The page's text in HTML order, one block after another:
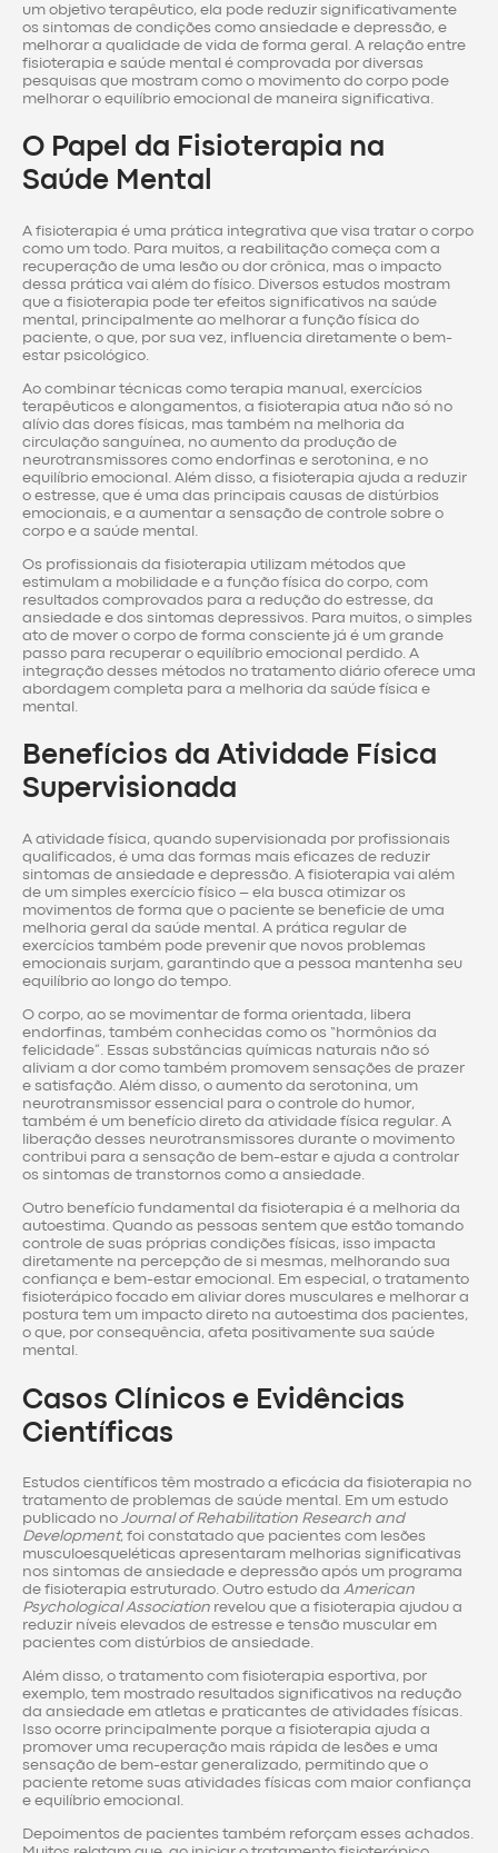
um objetivo terapêutico, ela pode reduzir significativamente
os sintomas de condições como ansiedade e depressão, e
melhorar a qualidade de vida de forma geral. A relação entre
fisioterapia e saúde mental é comprovada por diversas
pesquisas que mostram como o movimento do corpo pode
melhorar o equilíbrio emocional de maneira significativa.
O Papel da Fisioterapia na
Saúde Mental
A fisioterapia é uma prática integrativa que visa tratar o corpo
como um todo. Para muitos, a reabilitação começa com a
recuperação de uma lesão ou dor crônica, mas o impacto
dessa prática vai além do físico. Diversos estudos mostram
que a fisioterapia pode ter efeitos significativos na saúde
mental, principalmente ao melhorar a função física do
paciente, o que, por sua vez, influencia diretamente o bem-
estar psicológico.
Ao combinar técnicas como terapia manual, exercícios
terapêuticos e alongamentos, a fisioterapia atua não só no
alívio das dores físicas, mas também na melhoria da
circulação sanguínea, no aumento da produção de
neurotransmissores como endorfinas e serotonina, e no
equilíbrio emocional. Além disso, a fisioterapia ajuda a reduzir
o estresse, que é uma das principais causas de distúrbios
emocionais, e a aumentar a sensação de controle sobre o
corpo e a saúde mental.
Os profissionais da fisioterapia utilizam métodos que
estimulam a mobilidade e a função física do corpo, com
resultados comprovados para a redução do estresse, da
ansiedade e dos sintomas depressivos. Para muitos, o simples
ato de mover o corpo de forma consciente já é um grande
passo para recuperar o equilíbrio emocional perdido. A
integração desses métodos no tratamento diário oferece uma
abordagem completa para a melhoria da saúde física e
mental.
Benefícios da Atividade Física
Supervisionada
A atividade física, quando supervisionada por profissionais
qualificados, é uma das formas mais eficazes de reduzir
sintomas de ansiedade e depressão. A fisioterapia vai além
de um simples exercício físico – ela busca otimizar os
movimentos de forma que o paciente se beneficie de uma
melhoria geral da saúde mental. A prática regular de
exercícios também pode prevenir que novos problemas
emocionais surjam, garantindo que a pessoa mantenha seu
equilíbrio ao longo do tempo.
O corpo, ao se movimentar de forma orientada, libera
endorfinas, também conhecidas como os “hormônios da
felicidade”. Essas substâncias químicas naturais não só
aliviam a dor como também promovem sensações de prazer
e satisfação. Além disso, o aumento da serotonina, um
neurotransmissor essencial para o controle do humor,
também é um benefício direto da atividade física regular. A
liberação desses neurotransmissores durante o movimento
contribui para a sensação de bem-estar e ajuda a controlar
os sintomas de transtornos como a ansiedade.
Outro benefício fundamental da fisioterapia é a melhoria da
autoestima. Quando as pessoas sentem que estão tomando
controle de suas próprias condições físicas, isso impacta
diretamente na percepção de si mesmas, melhorando sua
confiança e bem-estar emocional. Em especial, o tratamento
fisioterápico focado em aliviar dores musculares e melhorar a
postura tem um impacto direto na autoestima dos pacientes,
o que, por consequência, afeta positivamente sua saúde
mental.
Casos Clínicos e Evidências
Científicas
Estudos científicos têm mostrado a eficácia da fisioterapia no
tratamento de problemas de saúde mental. Em um estudo
publicado no Journal of Rehabilitation Research and
Development, foi constatado que pacientes com lesões
musculoesqueléticas apresentaram melhorias significativas
nos sintomas de ansiedade e depressão após um programa
de fisioterapia estruturado. Outro estudo da American
Psychological Association revelou que a fisioterapia ajudou a
reduzir níveis elevados de estresse e tensão muscular em
pacientes com distúrbios de ansiedade.
Além disso, o tratamento com fisioterapia esportiva, por
exemplo, tem mostrado resultados significativos na redução
da ansiedade em atletas e praticantes de atividades físicas.
Isso ocorre principalmente porque a fisioterapia ajuda a
promover uma recuperação mais rápida de lesões e uma
sensação de bem-estar generalizado, permitindo que o
paciente retome suas atividades físicas com maior confiança
e equilíbrio emocional.
Depoimentos de pacientes também reforçam esses achados.